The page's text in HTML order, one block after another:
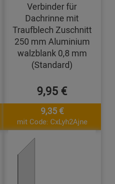
Verbinder für
Dachrinne mit
Traufblech Zuschnitt
250 mm Aluminium
walzblank 0,8 mm
(Standard)
9,95 €
9,35 €
mit Code: CxLyh2Ajne